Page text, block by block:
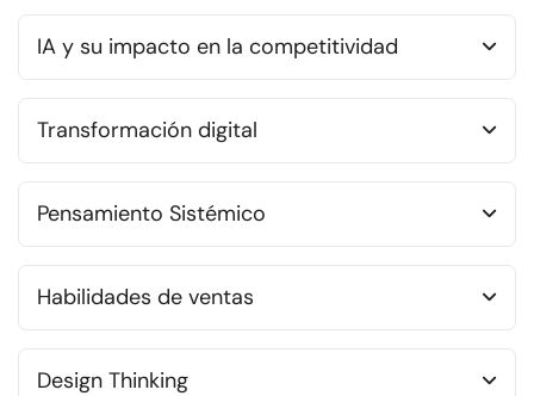
IA y su impacto en la competitividad
Transformación digital
Pensamiento Sistémico
Habilidades de ventas
Design Thinking